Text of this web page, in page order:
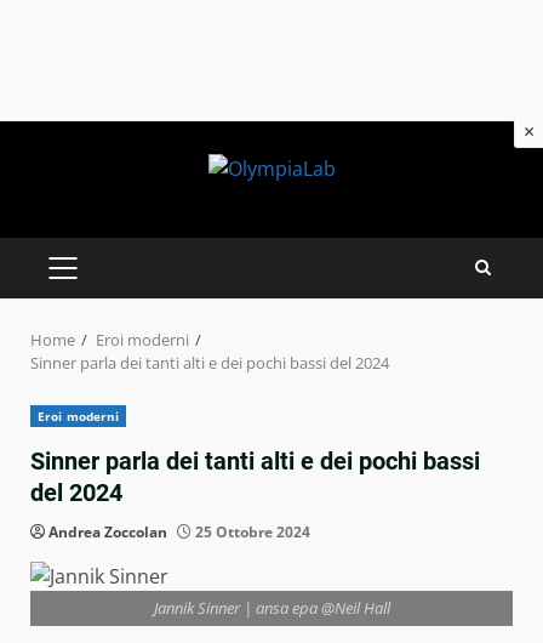
PRIMARY
MENU
Home
Eroi moderni
Sinner parla dei tanti alti e dei pochi bassi del 2024
Eroi moderni
Sinner parla dei tanti alti e dei pochi bassi
del 2024
Andrea Zoccolan 25 Ottobre 2024
Jannik Sinner | ansa epa @Neil Hall
×